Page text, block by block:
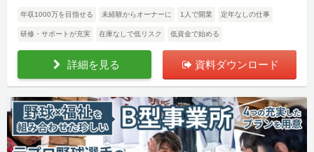
年収1000万を目指せる 未経験からオーナーに 1人で開業 定年なしの仕事
研修・サポートが充実 在庫なしで低リスク 低資金で始める
詳細を見る 資料ダウンロード